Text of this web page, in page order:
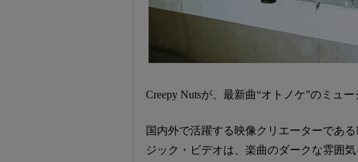
Creepy Nutsが、最新曲“オトノケ”のミュ
国内外で活躍する映像クリエーターである
ジック・ビデオは、楽曲のダークな雰囲